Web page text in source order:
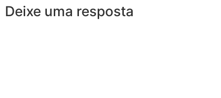
Deixe uma resposta